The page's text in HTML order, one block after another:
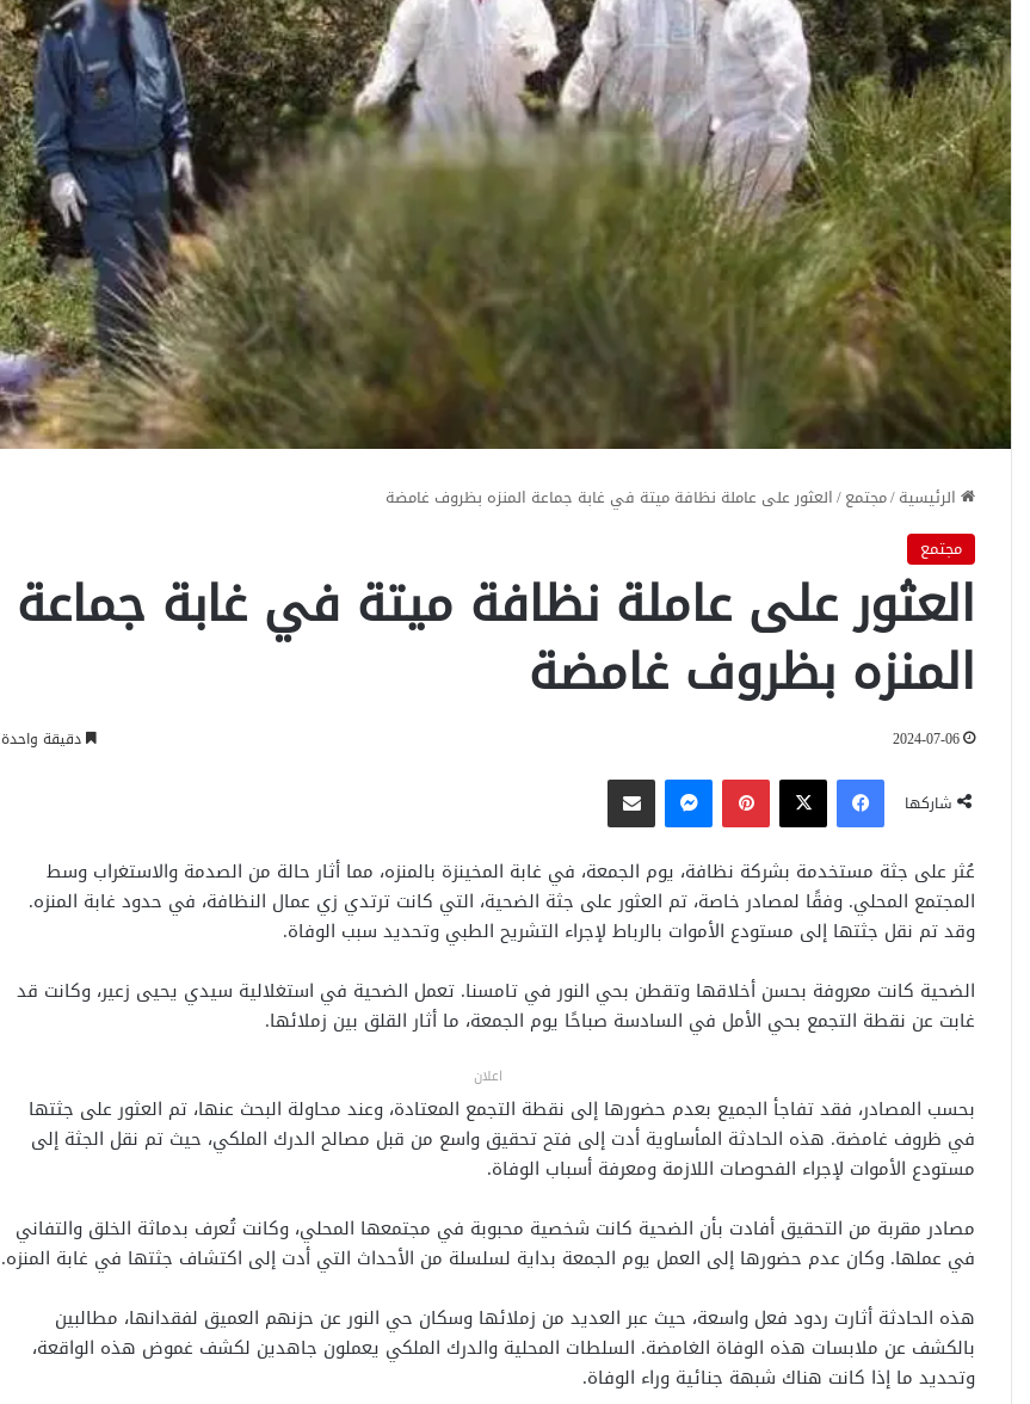
الرئيسية/مجتمع/العثور على عاملة نظافة ميتة في غابة جماعة المنزه بظروف غامضة
مجتمع
العثور على عاملة نظافة ميتة في غابة جماعة
المنزه بظروف غامضة
2024-07-06 دقيقة واحدة
شاركها
فيسبوك ‫X بينتيريست
عُثر على جثة مستخدمة بشركة نظافة، يوم الجمعة، في غابة المخينزة بالمنزه، مما أثار حالة من الصدمة والاستغراب وسط
المجتمع المحلي. وفقًا لمصادر خاصة، تم العثور على جثة الضحية، التي كانت ترتدي زي عمال النظافة، في حدود غابة المنزه.
وقد تم نقل جثتها إلى مستودع الأموات بالرباط لإجراء التشريح الطبي وتحديد سبب الوفاة.
الضحية كانت معروفة بحسن أخلاقها وتقطن بحي النور في تامسنا. تعمل الضحية في استغلالية سيدي يحيى زعير، وكانت قد
غابت عن نقطة التجمع بحي الأمل في السادسة صباحًا يوم الجمعة، ما أثار القلق بين زملائها.
اعلان
بحسب المصادر، فقد تفاجأ الجميع بعدم حضورها إلى نقطة التجمع المعتادة، وعند محاولة البحث عنها، تم العثور على جثتها
في ظروف غامضة. هذه الحادثة المأساوية أدت إلى فتح تحقيق واسع من قبل مصالح الدرك الملكي، حيث تم نقل الجثة إلى
مستودع الأموات لإجراء الفحوصات اللازمة ومعرفة أسباب الوفاة.
مصادر مقربة من التحقيق أفادت بأن الضحية كانت شخصية محبوبة في مجتمعها المحلي، وكانت تُعرف بدماثة الخلق والتفاني
في عملها. وكان عدم حضورها إلى العمل يوم الجمعة بداية لسلسلة من الأحداث التي أدت إلى اكتشاف جثتها في غابة المنزه.
هذه الحادثة أثارت ردود فعل واسعة، حيث عبر العديد من زملائها وسكان حي النور عن حزنهم العميق لفقدانها، مطالبين
بالكشف عن ملابسات هذه الوفاة الغامضة. السلطات المحلية والدرك الملكي يعملون جاهدين لكشف غموض هذه الواقعة،
وتحديد ما إذا كانت هناك شبهة جنائية وراء الوفاة.